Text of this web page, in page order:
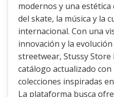
modernos y una
del skate, la música y la
internacional. Con una
innovación y la
streetwear, Stussy Store
catálogo actualizado
colecciones inspiradas
La plataforma busca